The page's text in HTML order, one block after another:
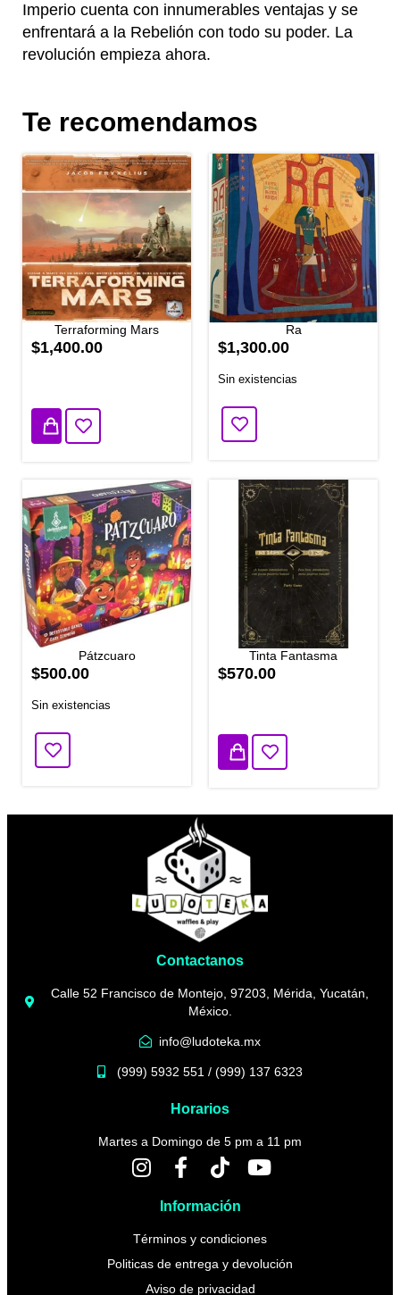
Imperio cuenta con innumerables ventajas y se
enfrentará a la Rebelión con todo su poder. La
revolución empieza ahora.
Te recomendamos
Terraforming Mars
$1,400.00
Ra
$1,300.00
Sin existencias
Pátzcuaro
$500.00
Sin existencias
Tinta Fantasma
$570.00
Contactanos
Calle 52 Francisco de Montejo, 97203, Mérida, Yucatán,
México.
info@ludoteka.mx
(999) 5932 551 / (999) 137 6323
Horarios
Martes a Domingo de 5 pm a 11 pm
Información
Términos y condiciones
Politicas de entrega y devolución
Aviso de privacidad